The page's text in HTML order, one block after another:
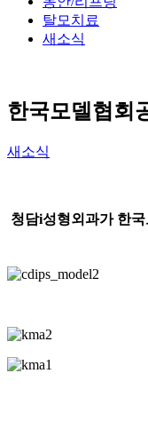
탈모치료
새소식
한국모델협회
새소식
청담i성형외과가 한